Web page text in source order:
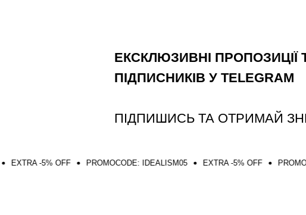
ЕКСКЛЮЗИВНІ
ПІДПИСНИКІВ У TELEGRAM
ПІДПИШИСЬ ТА ОТРИМАЙ
OFF PROMOCODE: IDEALISM05 EXTRA -5% OFF PROMOCODE: